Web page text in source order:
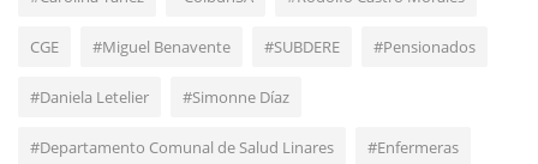
CGE #Miguel Benavente #SUBDERE #Pensionados
#Daniela Letelier #Simonne Díaz
#Departamento Comunal de Salud Linares #Enfermeras